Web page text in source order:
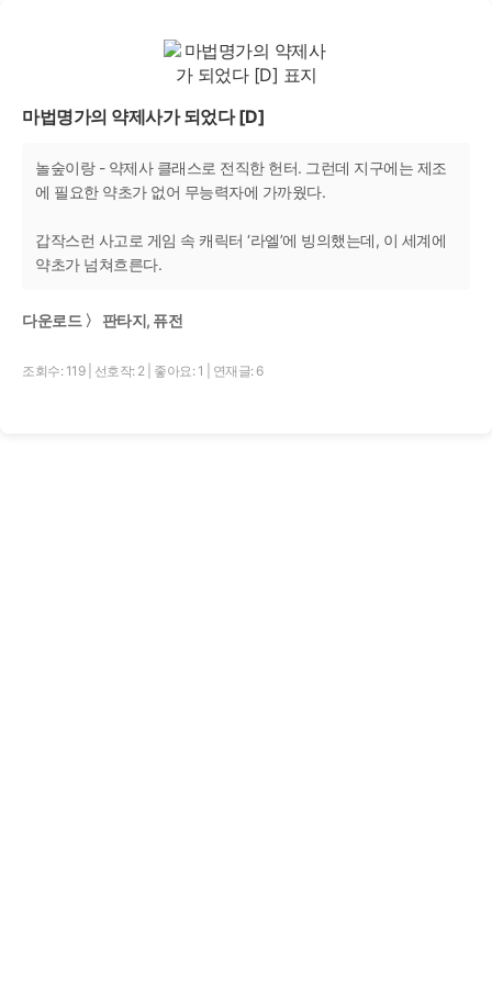
마법명가의 약제사가 되었다 [D]
놀숲이랑 - 약제사 클래스로 전직한 헌터. 그런데 지구에는 제조
에 필요한 약초가 없어 무능력자에 가까웠다.
갑작스런 사고로 게임 속 캐릭터 ‘라엘’에 빙의했는데, 이 세계에
약초가 넘쳐흐른다.
다운로드 〉 판타지, 퓨전
조회수: 119 선호작: 2 좋아요: 1 연재글: 6